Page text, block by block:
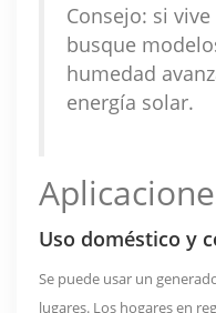
Consejo: si
busque
humedad
energía solar.
Uso doméstico y
Se puede usar un
lugares. Los hogares en